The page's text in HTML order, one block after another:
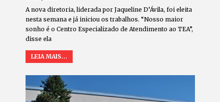
A nova diretoria, liderada por Jaqueline D’Ávila, foi eleita
nesta semana e já iniciou os trabalhos. “Nosso maior
sonho é o Centro Especializado de Atendimento ao TEA”,
disse ela
LEIA MAIS...